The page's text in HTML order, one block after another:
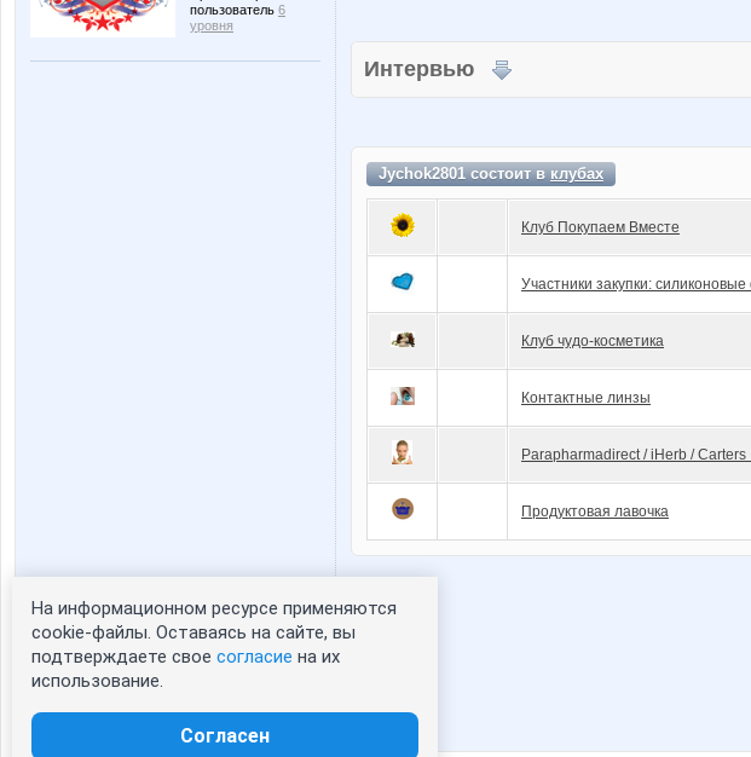
пользователь 6
уровня
Статистика портрета:
сейчас просматривают портрет - 0
зарегистрированные пользователи
Интервью
Jychok2801 состоит вклубах
Клуб Покупаем Вместе
Участники закупки:
Клуб чудо-косметика
Контактные линзы
Parapharmadirect / iHerb /
Продуктовая лавочка
На информационном ресурсе применяются
cookie-файлы. Оставаясь на сайте, вы
подтверждаете свое согласие на их
использование.
Согласен